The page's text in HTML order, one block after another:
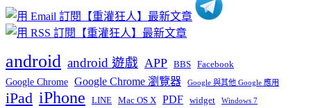
android android 遊戲 APP BBS Facebook
Google Chrome Google Chrome 瀏覽器 Google 與其他 Google 應用
iPad iPhone LINE Mac OS X PDF widget Windows 7